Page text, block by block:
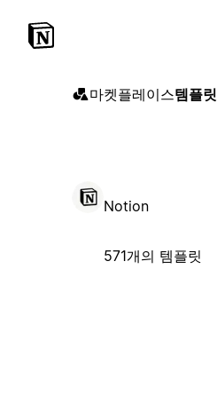
마켓플레이스템플릿
Notion
571개의 템플릿